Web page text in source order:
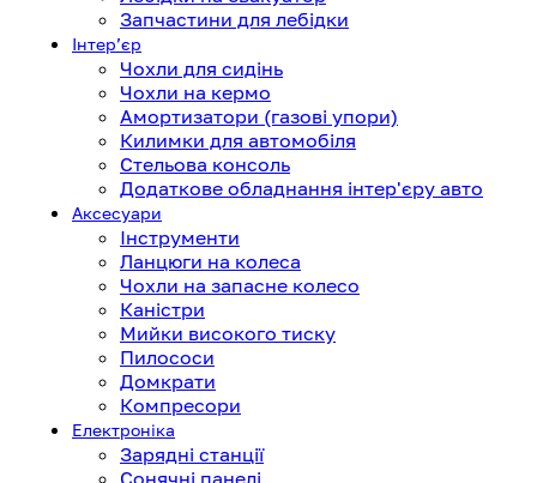
Запчастини для лебідки
Інтерʼєр
Чохли для сидінь
Чохли на кермо
Амортизатори (газові упори)
Килимки для автомобіля
Стельова консоль
Додаткове обладнання інтер'єру авто
Аксесуари
Інструменти
Ланцюги на колеса
Чохли на запасне колесо
Каністри
Мийки високого тиску
Пилососи
Домкрати
Компресори
Електроніка
Зарядні станції
Сонячні панелі